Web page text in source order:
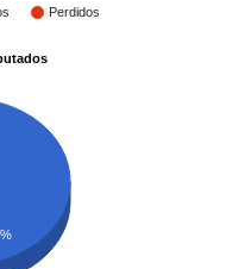
Perdidos